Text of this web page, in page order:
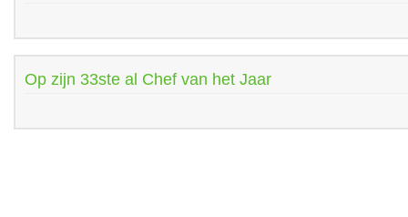
Op zijn 33ste al Chef van het Jaar